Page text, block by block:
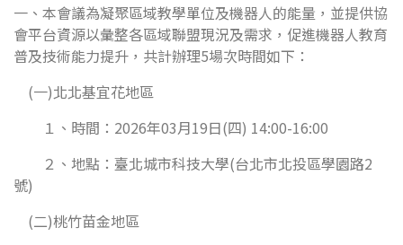
一、本會議為凝聚區域教學單位及機器人的能量，並提供協
會平台資源以彙整各區域聯盟現況及需求，促進機器人教育
普及技術能力提升，共計辦理5場次時間如下：
(一)北北基宜花地區
１、時間：2026年03月19日(四) 14:00-16:00
２、地點：臺北城市科技大學(台北市北投區學園路2
號)
(二)桃竹苗金地區